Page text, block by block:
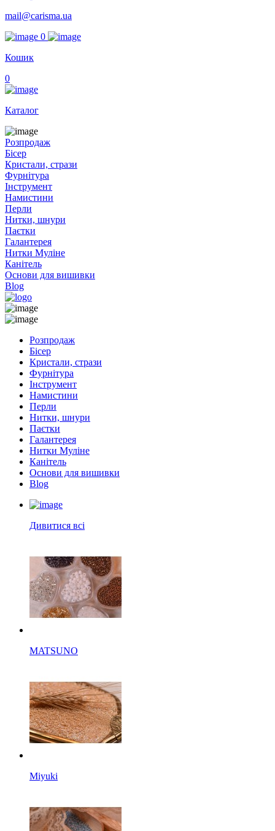
mail@carisma.ua
0
Кошик
0
Каталог
Розпродаж
Бісер
Кристали, стрази
Фурнітура
Інструмент
Намистини
Перли
Нитки, шнури
Паєтки
Галантерея
Нитки Муліне
Канітель
Основи для вишивки
Blog
Розпродаж
Бісер
Кристали, стрази
Фурнітура
Інструмент
Намистини
Перли
Нитки, шнури
Паєтки
Галантерея
Нитки Муліне
Канітель
Основи для вишивки
Blog
Дивитися всі
MATSUNO
Miyuki